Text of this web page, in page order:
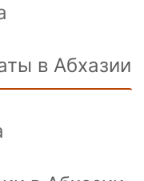
в Абхазии